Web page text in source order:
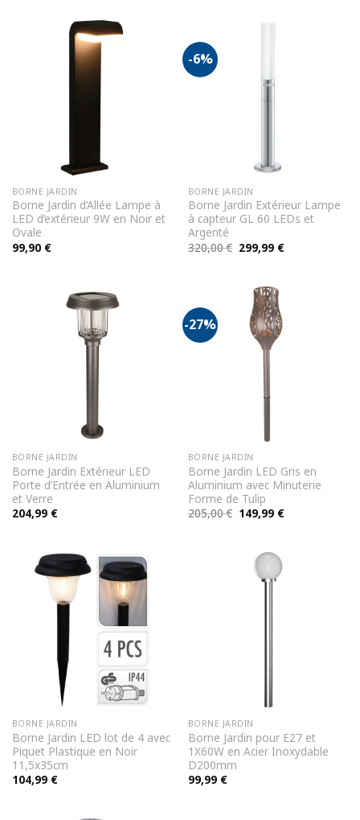
310,00 €.
BORNE JARDIN
Borne Jardin d’Allée Lampe à
LED d’extérieur 9W en Noir et
Ovale
99,90 €
-6%
BORNE JARDIN
Borne Jardin Extérieur Lampe
à capteur GL 60 LEDs et
Argenté
320,00€ Le
prix
320,00 €.
299,99 €Le
prix
BORNE JARDIN
Borne Jardin Extérieur LED
Porte d’Entrée en Aluminium
et Verre
204,99 €
-27%
BORNE JARDIN
Borne Jardin LED Gris en
Aluminium avec Minuterie
Forme de Tulip
205,00€ Le
205,00 €.
149,99 €Le
BORNE JARDIN
Borne Jardin LED lot de 4 avec
Piquet Plastique en Noir
11,5x35cm
104,99 €
BORNE JARDIN
Borne Jardin pour E27 et
1X60W en Acier Inoxydable
D200mm
99,99 €